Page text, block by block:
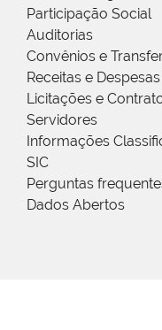
Participação Social
Auditorias
Convênios e
Receitas e Despesas
Licitações e
Servidores
Informações
SIC
Perguntas
Dados Abertos